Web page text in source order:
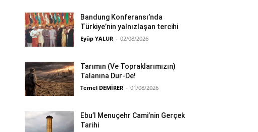
Bandung Konferansı’nda
Türkiye’nin yalnızlaşan tercihi
Eyüp YALUR - 02/08/2026
Tarımın (Ve Topraklarımızın)
Talanına Dur-De!
Temel DEMİRER - 01/08/2026
Ebu’l Menuçehr Cami’nin Gerçek
Tarihi